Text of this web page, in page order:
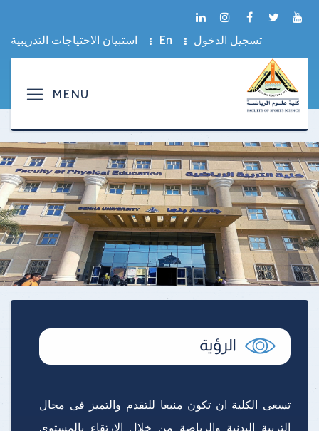
تسجيل الدخول En استبيان الاحتياجات التدريبية
تسعى الكلية ان تكون منبعا للتقدم والتميز فى مجال
التربية البدنية والرياضة من خلال الإرتقاء بالمستوى